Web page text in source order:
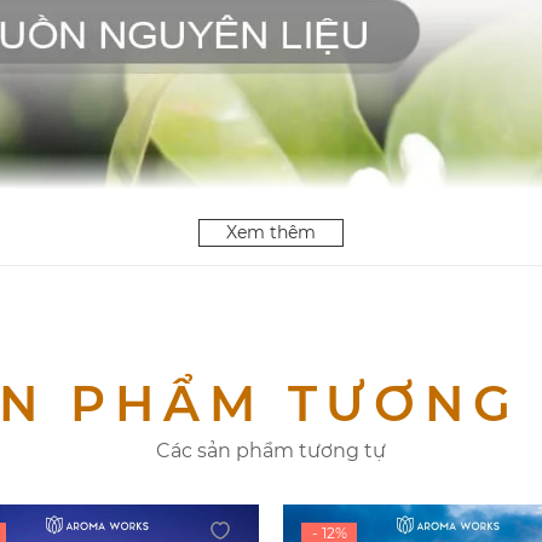
Xem thêm
PHẨM TƯƠNG
Các sản phẩm tương tự